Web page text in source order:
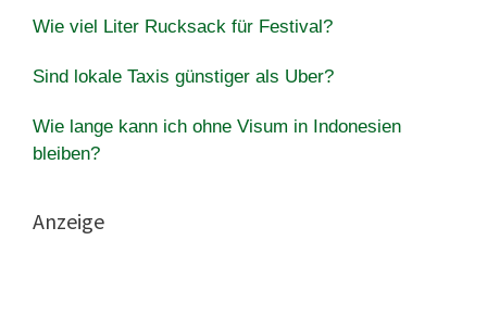
Wie viel Liter Rucksack für Festival?
Sind lokale Taxis günstiger als Uber?
Wie lange kann ich ohne Visum in Indonesien
bleiben?
Anzeige